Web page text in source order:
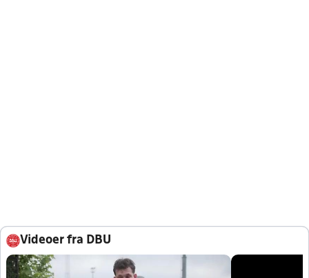
Videoer fra DBU